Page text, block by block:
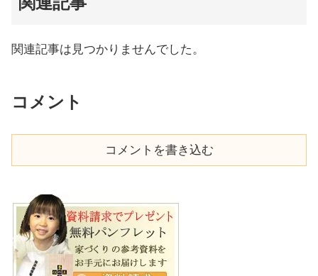
関連記事は見つかりませんでした。
コメント
コメントを書き込む